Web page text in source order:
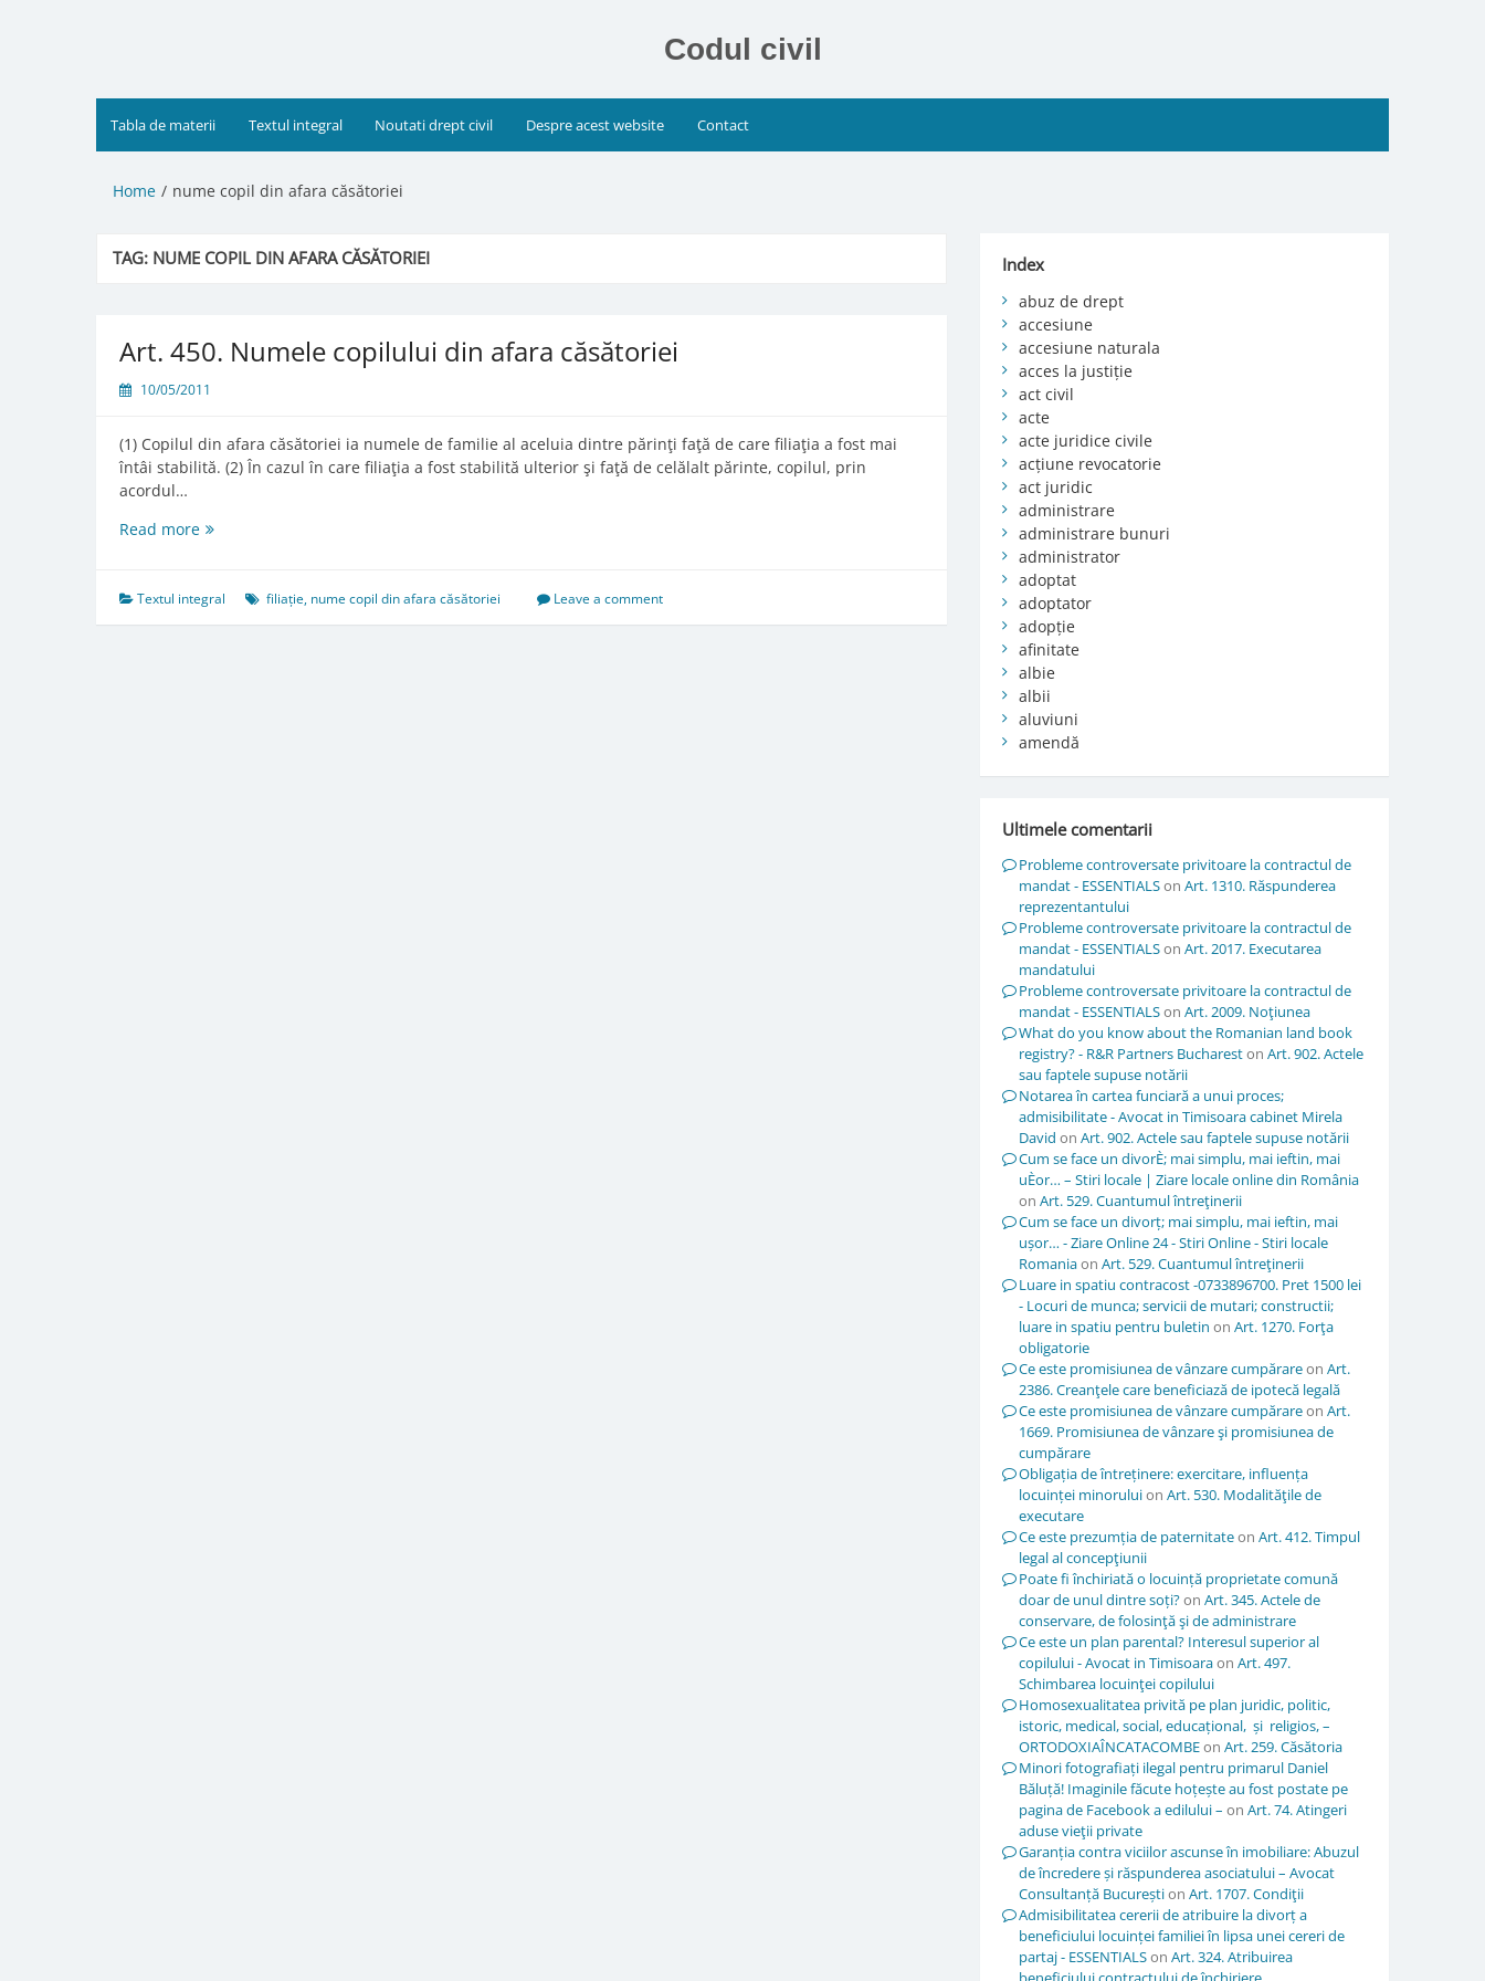
Codul civil
Tabla de materii Textul integral Noutati drept civil Despre acest website Contact
Home nume copil din afara căsătoriei
TAG: NUME COPIL DIN AFARA CĂSĂTORIEI
Art. 450. Numele copilului din afara căsătoriei
10/05/2011
(1) Copilul din afara căsătoriei ia numele de familie al aceluia dintre părinţi faţă de care filiaţia a fost mai
întâi stabilită. (2) În cazul în care filiaţia a fost stabilită ulterior şi faţă de celălalt părinte, copilul, prin
acordul…
Read moreArt.
copilului
din
Textul integral filiație, nume copil din afara căsătoriei Leave a comment
Index
abuz de drept
accesiune
accesiune naturala
acces la justiție
act civil
acte
acte juridice civile
acțiune revocatorie
act juridic
administrare
administrare bunuri
administrator
adoptat
adoptator
adopție
afinitate
albie
albii
aluviuni
amendă
Ultimele comentarii
Probleme controversate privitoare la contractul de
mandat - ESSENTIALSon Art. 1310. Răspunderea
reprezentantului
Probleme controversate privitoare la contractul de
mandat - ESSENTIALSon Art. 2017. Executarea
mandatului
Probleme controversate privitoare la contractul de
mandat - ESSENTIALSon Art. 2009. Noţiunea
What do you know about the Romanian land book
registry? - R&R Partners Buchareston Art. 902. Actele
sau faptele supuse notării
Notarea în cartea funciară a unui proces;
admisibilitate - Avocat in Timisoara cabinet Mirela
David on Art. 902. Actele sau faptele supuse notării
Cum se face un divorÈ; mai simplu, mai ieftin, mai
uÈor… – Stiri locale | Ziare locale online din România
on Art. 529. Cuantumul întreţinerii
Cum se face un divorț; mai simplu, mai ieftin, mai
ușor… - Ziare Online 24 - Stiri Online - Stiri locale
Romaniaon Art. 529. Cuantumul întreţinerii
Luare in spatiu contracost -0733896700. Pret 1500 lei
- Locuri de munca; servicii de mutari; constructii;
luare in spatiu pentru buletin on Art. 1270. Forţa
obligatorie
Ce este promisiunea de vânzare cumpărareon Art.
2386. Creanţele care beneficiază de ipotecă legală
Ce este promisiunea de vânzare cumpărareon Art.
1669. Promisiunea de vânzare şi promisiunea de
cumpărare
Obligația de întreținere: exercitare, influența
locuinței minoruluion Art. 530. Modalităţile de
executare
Ce este prezumția de paternitateon Art. 412. Timpul
legal al concepţiunii
Poate fi închiriată o locuință proprietate comună
doar de unul dintre soți?on Art. 345. Actele de
conservare, de folosinţă şi de administrare
Ce este un plan parental? Interesul superior al
copilului - Avocat in Timisoaraon Art. 497.
Schimbarea locuinţei copilului
Homosexualitatea privită pe plan juridic, politic,
istoric, medical, social, educațional, și religios, –
ORTODOXIAÎNCATACOMBEon Art. 259. Căsătoria
Minori fotografiați ilegal pentru primarul Daniel
Băluță! Imaginile făcute hoțește au fost postate pe
pagina de Facebook a edilului – on Art. 74. Atingeri
aduse vieţii private
Garanția contra viciilor ascunse în imobiliare: Abuzul
de încredere și răspunderea asociatului – Avocat
Consultanță Bucureștion Art. 1707. Condiţii
Admisibilitatea cererii de atribuire la divorț a
beneficiului locuinței familiei în lipsa unei cereri de
partaj - ESSENTIALSon Art. 324. Atribuirea